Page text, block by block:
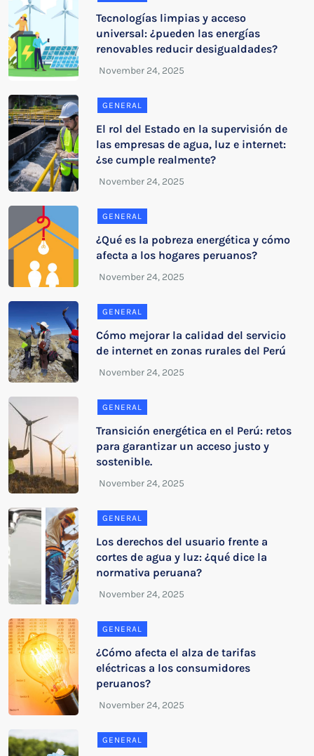
Tecnologías limpias y acceso
universal: ¿pueden las energías
renovables reducir desigualdades?
GENERAL
El rol del Estado en la supervisión de
las empresas de agua, luz e internet:
¿se cumple realmente?
GENERAL
¿Qué es la pobreza energética y cómo
afecta a los hogares peruanos?
GENERAL
Cómo mejorar la calidad del servicio
de internet en zonas rurales del Perú
GENERAL
Transición energética en el Perú: retos
para garantizar un acceso justo y
sostenible.
GENERAL
Los derechos del usuario frente a
cortes de agua y luz: ¿qué dice la
normativa peruana?
GENERAL
¿Cómo afecta el alza de tarifas
eléctricas a los consumidores
peruanos?
GENERAL